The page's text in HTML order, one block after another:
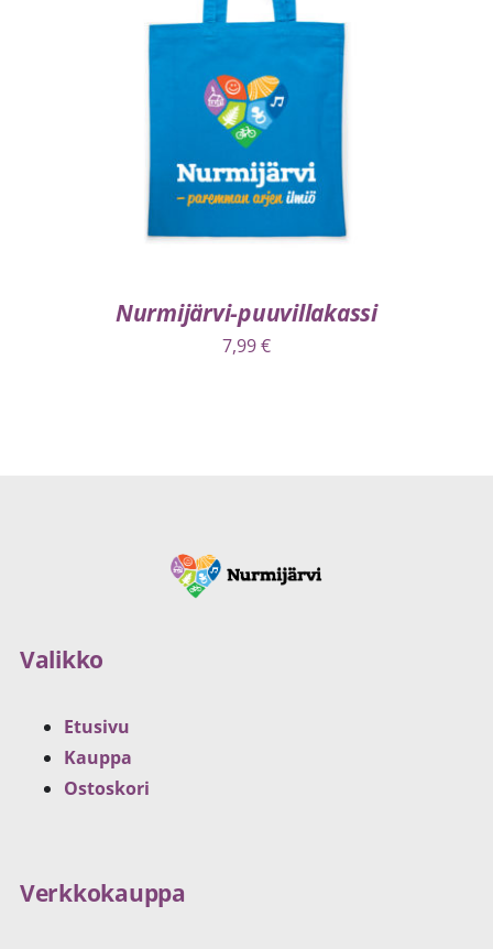
VALITSE VAIHTOEHDOISTA LISÄTIEDOT
Nurmijärvi-puuvillakassi
7,99€
Valikko
Etusivu
Kauppa
Ostoskori
Verkkokauppa